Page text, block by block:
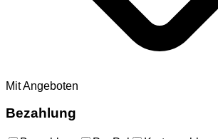
Mit Angeboten
Bezahlung